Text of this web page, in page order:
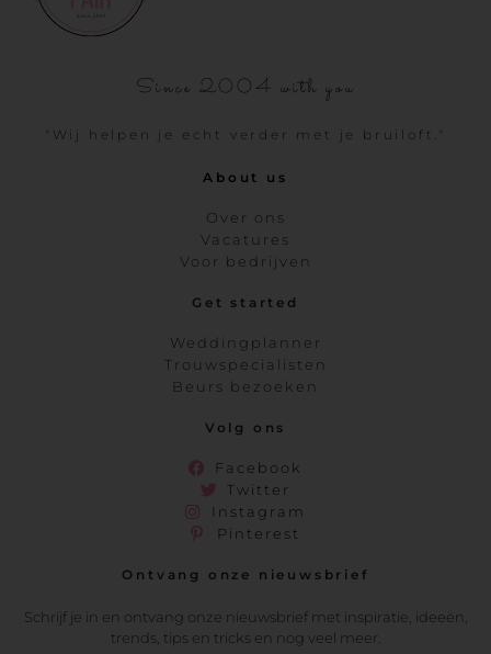
Since 2004 with you
"Wij helpen je echt verder met je bruiloft."
About us
Over ons
Vacatures
Voor bedrijven
Get started
Weddingplanner
Trouwspecialisten
Beurs bezoeken
Volg ons
Facebook
Twitter
Instagram
Pinterest
Ontvang onze nieuwsbrief
Schrijf je in en ontvang onze nieuwsbrief met inspiratie, ideeën,
trends, tips en tricks en nog veel meer.